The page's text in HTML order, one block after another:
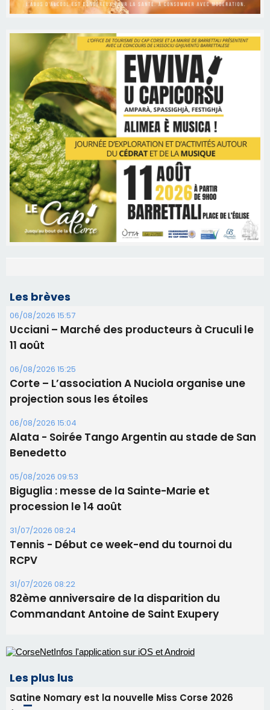
Les brèves
06/08/2026 15:57
Ucciani – Marché des producteurs à Cruculi le
11 août
06/08/2026 15:25
Corte – L’association A Nuciola organise une
projection sous les étoiles
06/08/2026 15:04
Alata - Soirée Tango Argentin au stade de San
Benedetto
05/08/2026 09:53
procession le 14 août
31/07/2026 08:24
Tennis - Début ce week-end du tournoi du
RCPV